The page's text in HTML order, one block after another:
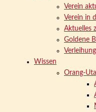
Verein
Verein in
Aktuelles
Goldene
Wissen
Orang-